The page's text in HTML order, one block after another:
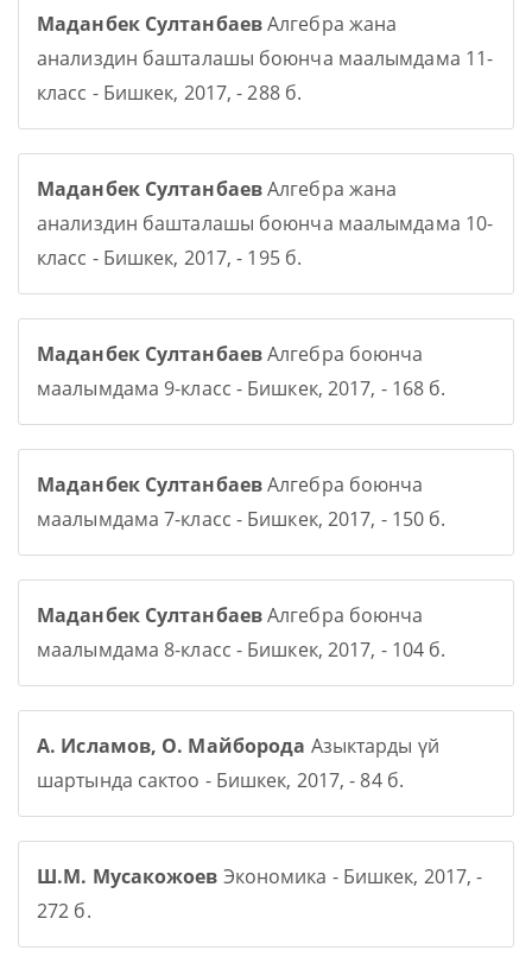
Маданбек СултанбаевАлгебра жана
анализдин башталашы боюнча маалымдама 11-
класс - Бишкек, 2017, - 288 б.
Маданбек СултанбаевАлгебра жана
анализдин башталашы боюнча маалымдама 10-
класс - Бишкек, 2017, - 195 б.
Маданбек СултанбаевАлгебра боюнча
маалымдама 9-класс - Бишкек, 2017, - 168 б.
Маданбек СултанбаевАлгебра боюнча
маалымдама 7-класс - Бишкек, 2017, - 150 б.
Маданбек СултанбаевАлгебра боюнча
маалымдама 8-класс - Бишкек, 2017, - 104 б.
А. Исламов, О. Майборода Азыктарды үй
шартында сактоо - Бишкек, 2017, - 84 б.
Ш.М. Мусакожоев Экономика - Бишкек, 2017, -
272 б.